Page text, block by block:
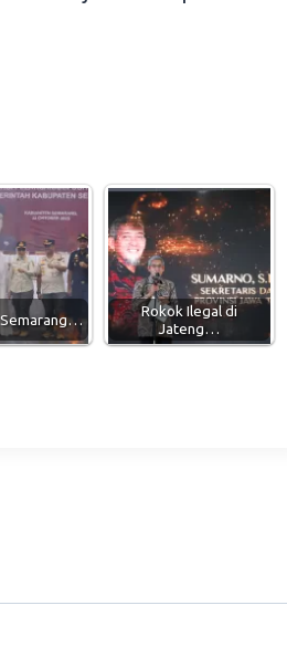
Semarang…
Rokok Ilegal di
Jateng…